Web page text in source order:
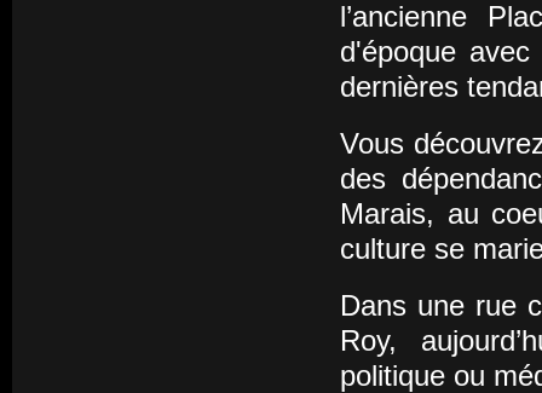
l’ancienne
d'époque
dernières
Vous
des
Marais, au
culture se
Dans une rue
Roy,
politique ou